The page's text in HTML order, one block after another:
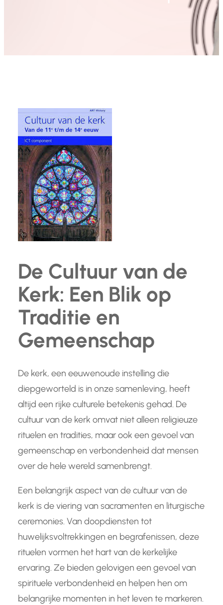
De Cultuur van de
Kerk: Een Blik op
Traditie en
Gemeenschap
De kerk, een eeuwenoude instelling die
diepgeworteld is in onze samenleving, heeft
altijd een rijke culturele betekenis gehad. De
cultuur van de kerk omvat niet alleen religieuze
rituelen en tradities, maar ook een gevoel van
gemeenschap en verbondenheid dat mensen
over de hele wereld samenbrengt.
Een belangrijk aspect van de cultuur van de
kerk is de viering van sacramenten en liturgische
ceremonies. Van doopdiensten tot
huwelijksvoltrekkingen en begrafenissen, deze
rituelen vormen het hart van de kerkelijke
ervaring. Ze bieden gelovigen een gevoel van
spirituele verbondenheid en helpen hen om
belangrijke momenten in het leven te markeren.